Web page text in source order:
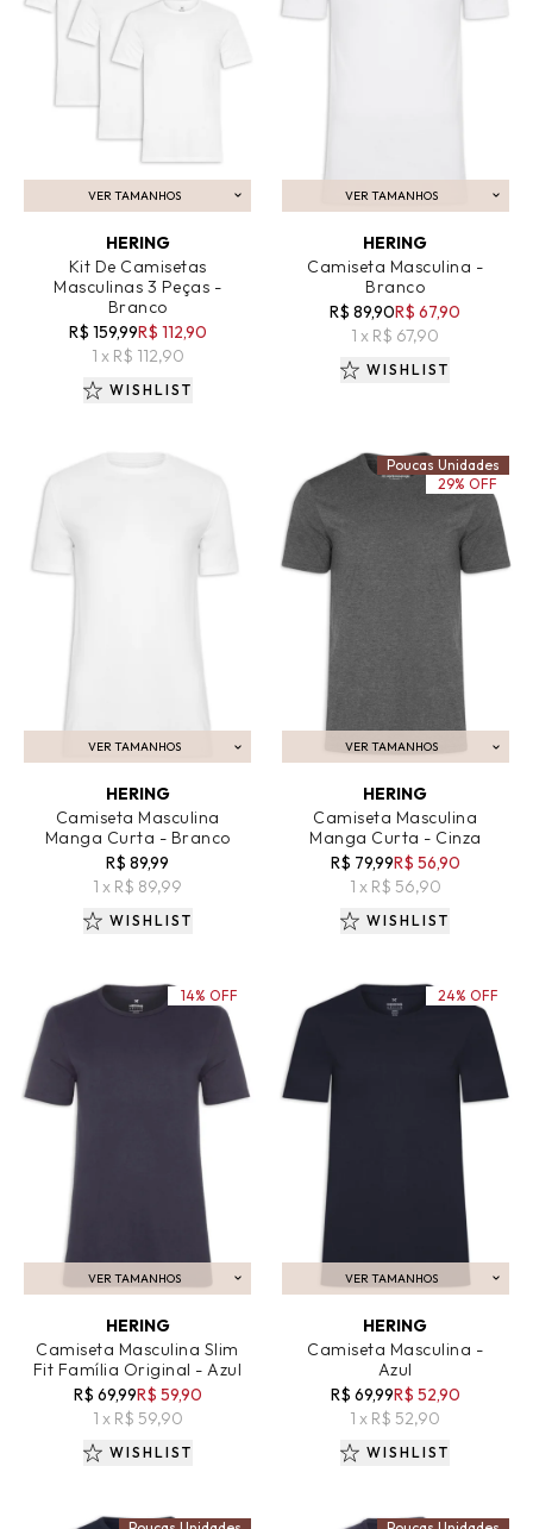
VER TAMANHOS
ADICIONAR AO CARRINHO
HERING
Kit De Camisetas
Masculinas 3 Peças -
Branco
R$ 159,99R$ 112,90
1 x R$ 112,90
WISHLIST
VER TAMANHOS
ADICIONAR AO CARRINHO
HERING
Camiseta Masculina -
Branco
R$ 89,90R$ 67,90
1 x R$ 67,90
WISHLIST
VER TAMANHOS
ADICIONAR AO CARRINHO
HERING
Camiseta Masculina
Manga Curta - Branco
R$ 89,99
1 x R$ 89,99
WISHLIST
VER TAMANHOS
ADICIONAR AO CARRINHO
HERING
Camiseta Masculina
Manga Curta - Cinza
R$ 79,99R$ 56,90
1 x R$ 56,90
Poucas Unidades
29% OFF
WISHLIST
VER TAMANHOS
ADICIONAR AO CARRINHO
HERING
Camiseta Masculina Slim
Fit Família Original - Azul
R$ 69,99R$ 59,90
1 x R$ 59,90
14% OFF
WISHLIST
VER TAMANHOS
ADICIONAR AO CARRINHO
HERING
Camiseta Masculina -
Azul
R$ 69,99R$ 52,90
1 x R$ 52,90
24% OFF
WISHLIST